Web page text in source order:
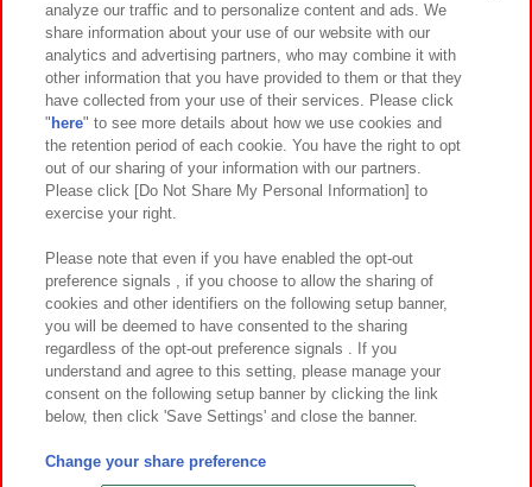
イベント・キャンペーン
関連会社 サステナビリティ サイトポリシー
プライバシーポリシー ウェブアクセシビリティ方針と検証結果
お取引先さまとともに
カスタマーハラスメント対応方針 よくあるご質問・お問い合わせ
©Bandai Namco Amusement Inc.
©Bandai Namco Amusement Lab Inc.
analyze our traffic and to personalize content and ads. We
share information about your use of our website with our
analytics and advertising partners, who may combine it with
other information that you have provided to them or that they
have collected from your use of their services. Please click
" here" to see more details about how we use cookies and
the retention period of each cookie. You have the right to opt
out of our sharing of your information with our partners.
Please click [Do Not Share My Personal Information] to
exercise your right.
Please note that even if you have enabled the opt-out
preference signals , if you choose to allow the sharing of
cookies and other identifiers on the following setup banner,
you will be deemed to have consented to the sharing
regardless of the opt-out preference signals . If you
understand and agree to this setting, please manage your
consent on the following setup banner by clicking the link
below, then click 'Save Settings' and close the banner.
Change your share preference